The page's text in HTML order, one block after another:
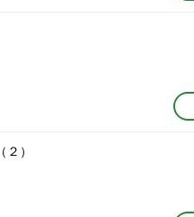
）